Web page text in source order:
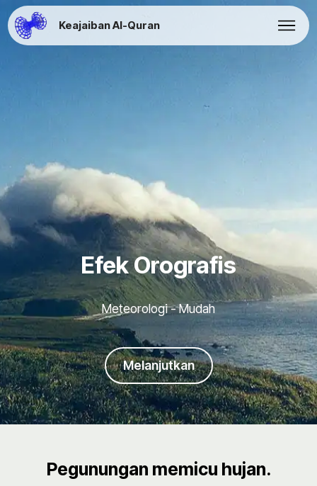
Keajaiban Al-Quran
Efek Orografis
Meteorologi - Mudah
Melanjutkan
Pegunungan memicu hujan.